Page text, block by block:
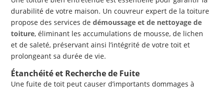
durabilité de votre maison. Un couvreur expert de la toiture
propose des services dedémoussage et de nettoyage de
toiture, éliminant les accumulations de mousse, de lichen
et de saleté, préservant ainsi l’intégrité de votre toit et
prolongeant sa durée de vie.
Étanchéité et Recherche de Fuite
Une fuite de toit peut causer d’importants dommages à